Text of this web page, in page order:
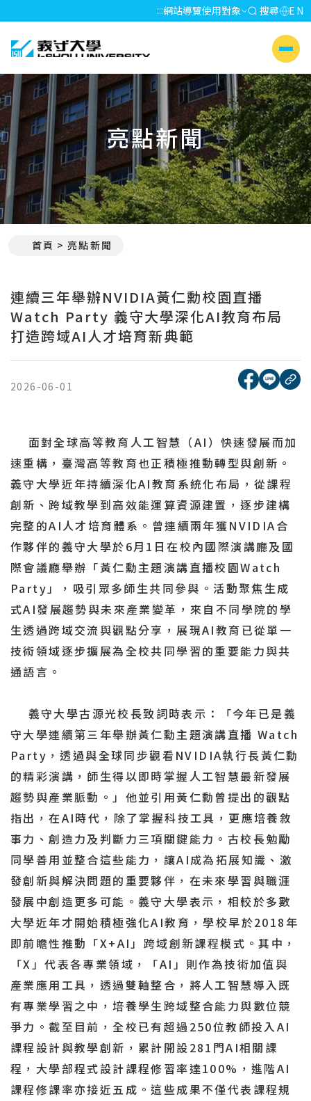
:::網站導覽使用對象 搜尋 EN
義守大學 I-SHOU UNIVERSITY
側選單
亮點新聞
首頁 亮點新聞
連續三年舉辦NVIDIA黃仁勳校園直播
Watch Party 義守大學深化AI教育布局
打造跨域AI人才培育新典範
2026-06-01
[另開新
[另開
複
面對全球高等教育人工智慧（AI）快速發展而加
速重構，臺灣高等教育也正積極推動轉型與創新。
義守大學近年持續深化AI教育系統化布局，從課程
創新、跨域教學到高效能運算資源建置，逐步建構
完整的AI人才培育體系。曾連續兩年獲NVIDIA合
作夥伴的義守大學於6月1日在校內國際演講廳及國
際會議廳舉辦「黃仁勳主題演講直播校園Watch
Party」，吸引眾多師生共同參與。活動聚焦生成
式AI發展趨勢與未來產業變革，來自不同學院的學
生透過跨域交流與觀點分享，展現AI教育已從單一
技術領域逐步擴展為全校共同學習的重要能力與共
通語言。
義守大學古源光校長致詞時表示：「今年已是義
守大學連續第三年舉辦黃仁勳主題演講直播 Watch
Party，透過與全球同步觀看NVIDIA執行長黃仁勳
的精彩演講，師生得以即時掌握人工智慧最新發展
趨勢與產業脈動。」他並引用黃仁勳曾提出的觀點
指出，在AI時代，除了掌握科技工具，更應培養敘
事力、創造力及判斷力三項關鍵能力。古校長勉勵
同學善用並整合這些能力，讓AI成為拓展知識、激
發創新與解決問題的重要夥伴，在未來學習與職涯
發展中創造更多可能。義守大學表示，相較於多數
大學近年才開始積極強化AI教育，學校早於2018年
即前瞻性推動「X+AI」跨域創新課程模式。其中，
「X」代表各專業領域，「AI」則作為技術加值與
產業應用工具，透過雙軸整合，將人工智慧導入既
有專業學習之中，培養學生跨域整合能力與數位競
爭力。截至目前，全校已有超過250位教師投入AI
課程設計與教學創新，累計開設281門AI相關課
程，大學部程式設計課程修習率達100%，進階AI
課程修課率亦接近五成。這些成果不僅代表課程規